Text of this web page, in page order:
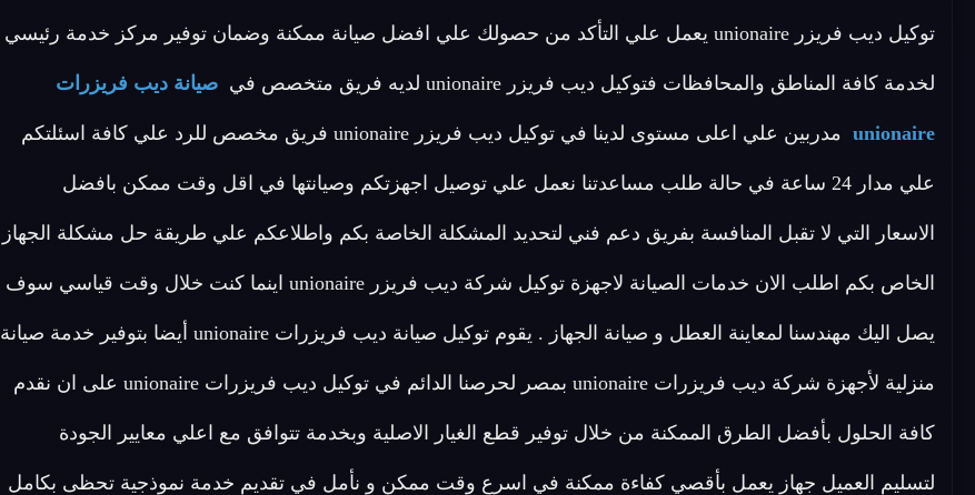
توكيل ديب فريزر unionaire يعمل علي التأكد من حصولك علي افضل صيانة ممكنة وضمان توفير مركز خدمة رئيسي
لخدمة كافة المناطق والمحافظات فتوكيل ديب فريزر unionaire لديه فريق متخصص في صيانة ديب فريزرات
unionaire مدربين علي اعلى مستوى لدينا في توكيل ديب فريزر unionaire فريق مخصص للرد علي كافة اسئلتكم
علي مدار 24 ساعة في حالة طلب مساعدتنا نعمل علي توصيل اجهزتكم وصيانتها في اقل وقت ممكن بافضل
الاسعار التي لا تقبل المنافسة بفريق دعم فني لتحديد المشكلة الخاصة بكم واطلاعكم علي طريقة حل مشكلة الجهاز
الخاص بكم اطلب الان خدمات الصيانة لاجهزة توكيل شركة ديب فريزر unionaire اينما كنت خلال وقت قياسي سوف
يصل اليك مهندسنا لمعاينة العطل و صيانة الجهاز . يقوم توكيل صيانة ديب فريزرات unionaire أيضا بتوفير خدمة صيانة
منزلية لأجهزة شركة ديب فريزرات unionaire بمصر لحرصنا الدائم في توكيل ديب فريزرات unionaire على ان نقدم
كافة الحلول بأفضل الطرق الممكنة من خلال توفير قطع الغيار الاصلية وبخدمة تتوافق مع اعلي معايير الجودة
لتسليم العميل جهاز يعمل بأقصي كفاءة ممكنة في اسرع وقت ممكن و نأمل في تقديم خدمة نموذجية تحظى بكامل